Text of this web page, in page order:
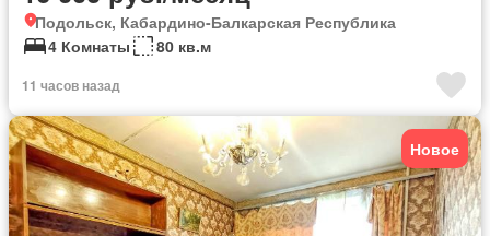
Подольск, Кабардино-Балкарская Республика
4 Комнаты
80 кв.м
11 часов назад
Новое